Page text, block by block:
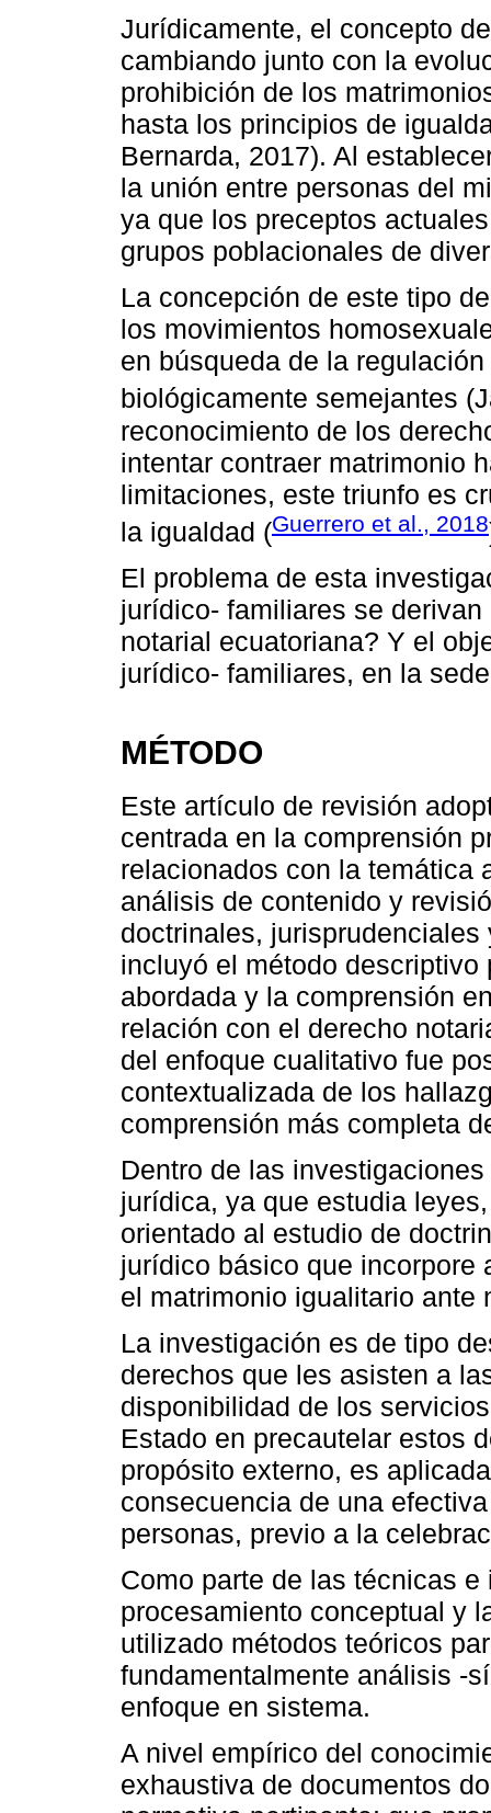
Jurídicamente, el concepto
cambiando junto con la
prohibición de los
hasta los principios de
Bernarda, 2017). Al
la unión entre personas del
ya que los preceptos
grupos poblacionales de
La concepción de este tipo
los movimientos
en búsqueda de la
biológicamente semejantes
reconocimiento de los
intentar contraer matrimonio
limitaciones, este triunfo es
la igualdad (Guerrero et al., 2018
El problema de esta
jurídico- familiares se
notarial ecuatoriana? Y el
jurídico- familiares, en la
MÉTODO
Este artículo de revisión
centrada en la comprensión
relacionados con la temática
análisis de contenido y
doctrinales,
incluyó el método
abordada y la comprensión
relación con el derecho
del enfoque cualitativo fue
contextualizada de los
comprensión más completa
Dentro de las
jurídica, ya que estudia
orientado al estudio de
jurídico básico que incorpore
el matrimonio igualitario ante
La investigación es de tipo
derechos que les asisten a
disponibilidad de los
Estado en precautelar estos
propósito externo, es
consecuencia de una
personas, previo a la
Como parte de las técnicas
procesamiento conceptual y
utilizado métodos teóricos
fundamentalmente análisis -
enfoque en sistema.
A nivel empírico del
exhaustiva de documentos